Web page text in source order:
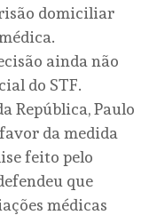
domiciliar
ainda não
do STF.
República, Paulo
da medida
feito pelo
que
médicas